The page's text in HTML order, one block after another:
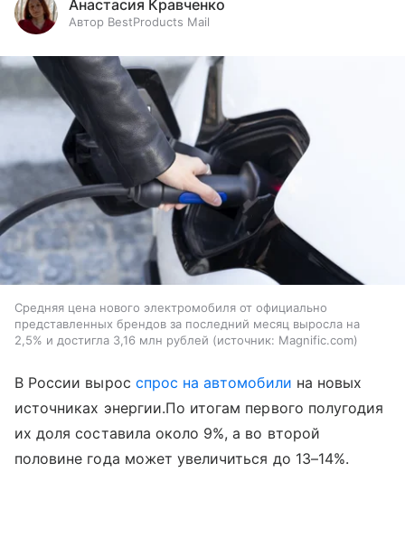
Анастасия Кравченко
Автор BestProducts Mail
Средняя цена нового электромобиля от официально
представленных брендов за последний месяц выросла на
2,5% и достигла 3,16 млн рублей
источник: Magnific.com
В России вырос спрос на автомобили на новых
источниках энергии.По итогам первого полугодия
их доля составила около 9%, а во второй
половине года может увеличиться до 13–14%.